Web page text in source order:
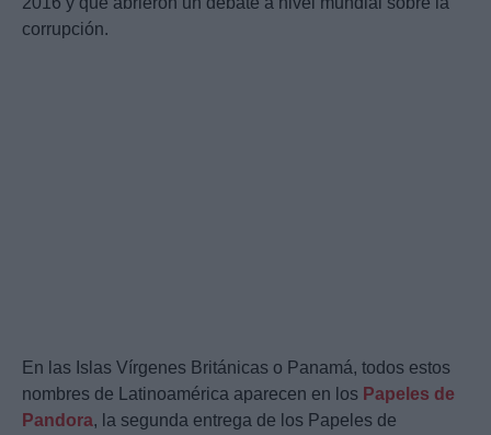
corrupción.
En las Islas Vírgenes Británicas o Panamá, todos estos
nombres de Latinoamérica aparecen en los Papeles de
Pandora, la segunda entrega de los Papeles de